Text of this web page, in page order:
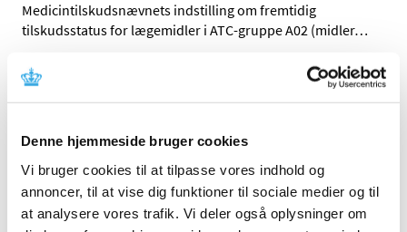
Denne hjemmeside bruger cookies
Vi bruger cookies til at tilpasse vores indhold og
annoncer, til at vise dig funktioner til sociale medier og til
at analysere vores trafik. Vi deler også oplysninger om
Medicintilskudsnævnets indstilling om fremtidig
tilskudsstatus for lægemidler i ATC-gruppe A02 (midler…
Høring over Medicintilskudsnævnets
indstilling til tilskudsstatus for lægemidler i
II antagonister og reninhæmmere)
|31. marts 2010|
Medicintilskudsnævnet har på Lægemiddelstyrelsens
foranledning revurderet tilskudsstatus for lægemidler i…